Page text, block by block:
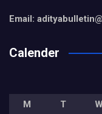
Email:
Calender
M T